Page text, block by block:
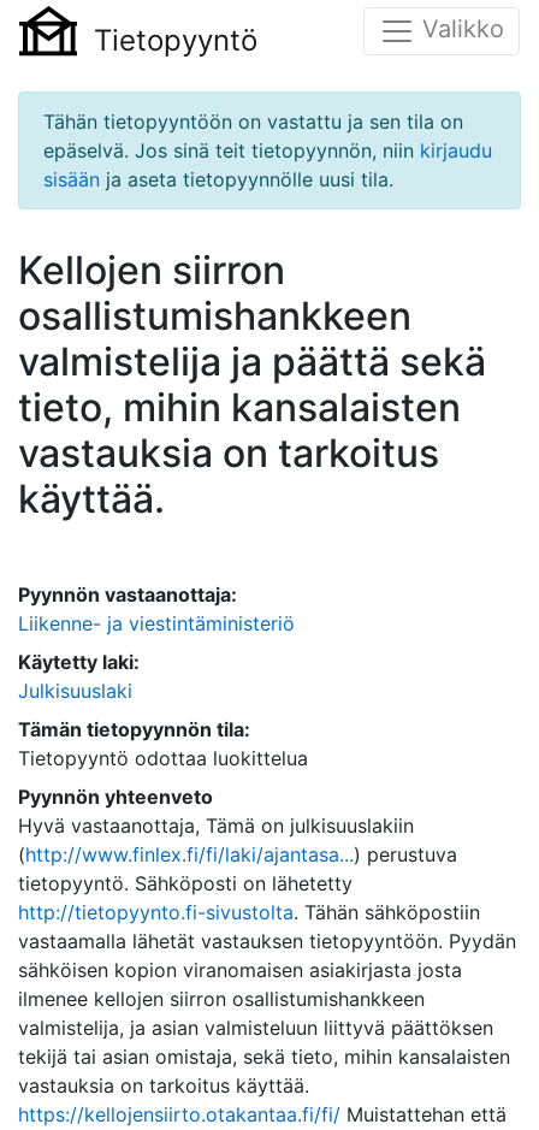
Tietopyyntö Valikko
Tähän tietopyyntöön on vastattu ja sen tila on
epäselvä. Jos sinä teit tietopyynnön, niin kirjaudu
sisään ja aseta tietopyynnölle uusi tila.
Kellojen siirron
osallistumishankkeen
valmistelija ja päättä sekä
tieto, mihin kansalaisten
vastauksia on tarkoitus
käyttää.
Pyynnön vastaanottaja:
Liikenne- ja viestintäministeriö
Käytetty laki:
Julkisuuslaki
Tämän tietopyynnön tila:
Tietopyyntö odottaa luokittelua
Pyynnön yhteenveto
Hyvä vastaanottaja, Tämä on julkisuuslakiin
(http://www.finlex.fi/fi/laki/ajantasa...) perustuva
tietopyyntö. Sähköposti on lähetetty
http://tietopyynto.fi-sivustolta. Tähän sähköpostiin
vastaamalla lähetät vastauksen tietopyyntöön. Pyydän
sähköisen kopion viranomaisen asiakirjasta josta
ilmenee kellojen siirron osallistumishankkeen
valmistelija, ja asian valmisteluun liittyvä päättöksen
tekijä tai asian omistaja, sekä tieto, mihin kansalaisten
vastauksia on tarkoitus käyttää.
https://kellojensiirto.otakantaa.fi/fi/ Muistattehan että